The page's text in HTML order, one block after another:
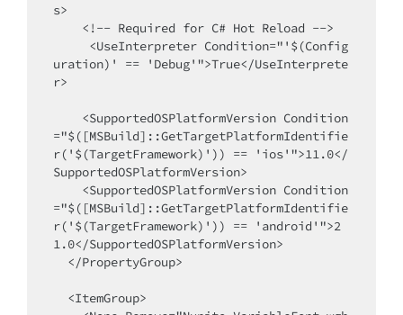
s>
uration)' == 'Debug'">True</UseInterprete
r>
="$([MSBuild]::GetTargetPlatformIdentifie
r('$(TargetFramework)')) == 'ios'">11.0</
SupportedOSPlatformVersion>
="$([MSBuild]::GetTargetPlatformIdentifie
r('$(TargetFramework)')) == 'android'">2
1.0</SupportedOSPlatformVersion>